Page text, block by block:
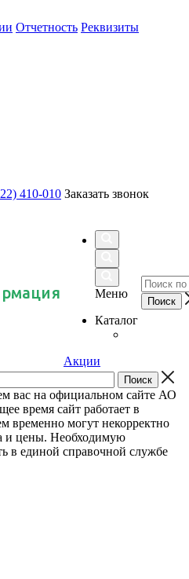
Отчетность Реквизиты
410-010 Заказать звонок
Меню
Каталог
Акции
вас на официальном сайте АО
время сайт работает в
временно могут некорректно
и цены. Необходимую
единой справочной службе